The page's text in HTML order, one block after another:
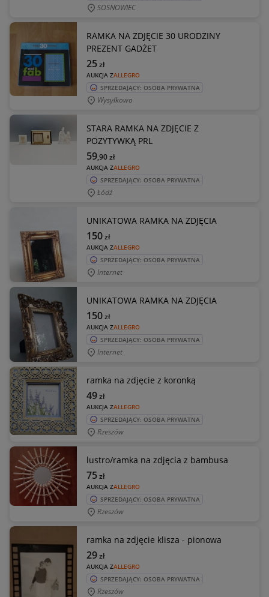
SOSNOWIEC
RAMKA NA ZDJĘCIE 30 URODZINY
PREZENT GADŻET
AUKCJA ZALLEGRO
25zł
SPRZEDAJĄCY: OSOBA PRYWATNA
Wysyłkowo
STARA RAMKA NA ZDJĘCIE Z
POZYTYWKĄ PRL
AUKCJA ZALLEGRO
59,90zł
SPRZEDAJĄCY: OSOBA PRYWATNA
Łódź
UNIKATOWA RAMKA NA ZDJĘCIA
AUKCJA ZALLEGRO
150zł
SPRZEDAJĄCY: OSOBA PRYWATNA
Internet
UNIKATOWA RAMKA NA ZDJĘCIA
AUKCJA ZALLEGRO
150zł
SPRZEDAJĄCY: OSOBA PRYWATNA
Internet
ramka na zdjęcie z koronką
AUKCJA ZALLEGRO
49zł
SPRZEDAJĄCY: OSOBA PRYWATNA
Rzeszów
lustro/ramka na zdjęcia z bambusa
AUKCJA ZALLEGRO
75zł
SPRZEDAJĄCY: OSOBA PRYWATNA
Rzeszów
ramka na zdjęcie klisza - pionowa
AUKCJA ZALLEGRO
29zł
SPRZEDAJĄCY: OSOBA PRYWATNA
Rzeszów